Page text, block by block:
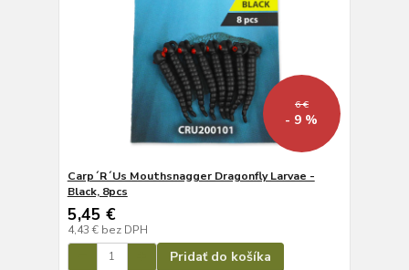
6 €
- 9 %
Carp´R´Us Mouthsnagger Dragonfly Larvae -
Black, 8pcs
5,45 €
4,43 € bez DPH
Pridať do košíka